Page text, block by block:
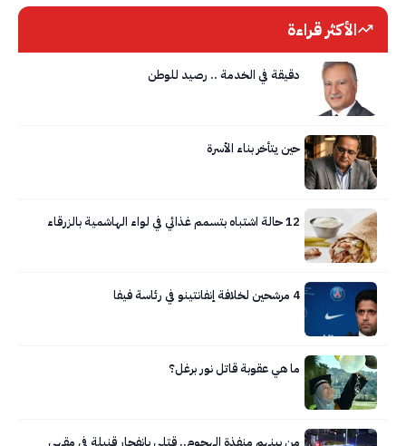
الأكثر قراءة
دقيقة في الخدمة .. رصيد للوطن
حين يتأخر بناء الأسرة
12 حالة اشتباه بتسمم غذائي في لواء الهاشمية بالزرقاء
4 مرشحين لخلافة إنفانتينو في رئاسة فيفا
ما هي عقوبة قاتل نور برغل؟
من بينهم منفذة الهجوم.. قتلى بانفجار قنبلة في مقهى